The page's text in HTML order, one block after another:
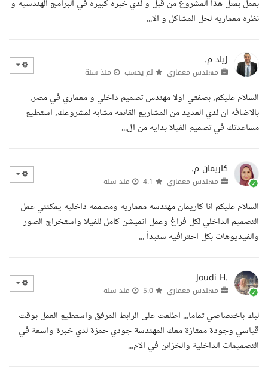
بعمل بمثل هذا المشروع من قبل و لدي خبره كبيره في البرامج الهندسيه و
نظره معماريه لحل المشاكل و الا...
زياد م.
مهندس معماري لم يحسب منذ سنة
السلام عليكم, بصفتي اولا مهندس تصميم داخلي و معماري في مصر,
بالاضافه ان لدي العديد من المشاريع القائمه مشابه لمشروعك, استطيع
مساعدتك في تصميم الفيلا بدايه من ال...
كاريمان م.
مهندس معماري منذ سنة
السلام عليكم انا كاريمان مهندسه معماريه ومصممه داخليه يمكنني عمل
التصميم الداخلي لكل فراغ وعمل انميشن كامل للفيلا واستخراج الصور
والفيديوهات بكل احترافيه سنبدأ ...
Joudi H.
مهندس معماري منذ سنة
لبك باختصاصي تماما... اطلعت على الرابط المرفق واستطيع العمل بوقت
قياسي وجودة ممتازة معك المهندسة جودي حمزة لدي خبرة واسعة في
التصميمات الداخلية والخزائن في الام...